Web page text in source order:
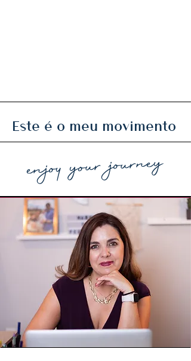
Este é o meu movimento
enjoy your journey